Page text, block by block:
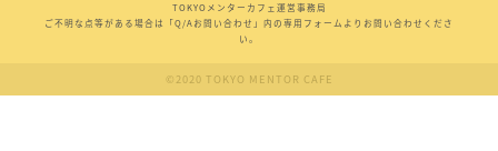
TOKYOメンターカフェ運営事務局
ご不明な点等がある場合は「Q/Aお問い合わせ」内の専用フォームよりお問い合わせくださ
い。
©2020 TOKYO MENTOR CAFE